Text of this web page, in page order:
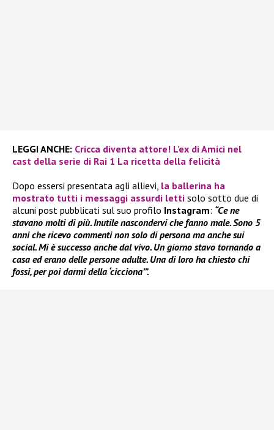
LEGGI ANCHE: Cricca diventa attore! L’ex di Amici nel
cast della serie di Rai 1 La ricetta della felicità
Dopo essersi presentata agli allievi, la ballerina ha
mostrato tutti i messaggi assurdi letti solo sotto due di
alcuni post pubblicati sul suo profilo Instagram: “Ce ne
stavano molti di più. Inutile nascondervi che fanno male. Sono 5
anni che ricevo commenti non solo di persona ma anche sui
social. Mi è successo anche dal vivo. Un giorno stavo tornando a
casa ed erano delle persone adulte. Una di loro ha chiesto chi
fossi, per poi darmi della ‘cicciona’”.